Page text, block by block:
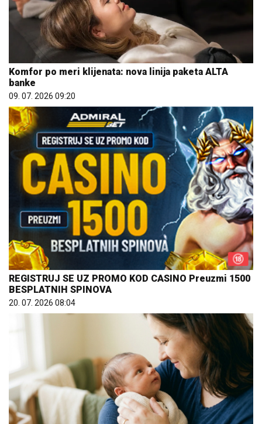
Komfor po meri klijenata: nova linija paketa ALTA
banke
09. 07. 2026 09:20
REGISTRUJ SE UZ PROMO KOD CASINO Preuzmi 1500
BESPLATNIH SPINOVA
20. 07. 2026 08:04